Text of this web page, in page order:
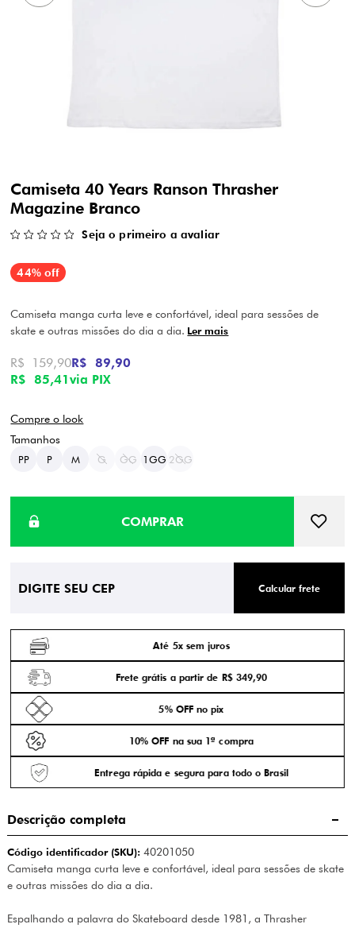
Camiseta 40 Years Ranson Thrasher
Magazine Branco
Seja o primeiro a avaliar
44% off
Camiseta manga curta leve e confortável, ideal para sessões de
skate e outras missões do dia a dia. Ler mais
R$ 85,41via PIX
R$ 159,90R$ 89,90
Compre o look
PP P M G GG 1GG 2GG
Calcular frete
Até 5x sem juros
Frete grátis a partir de R$ 349,90
5% OFF no pix
10% OFF na sua 1ª compra
Entrega rápida e segura para todo o Brasil
Descrição completa
Código identificador (SKU):40201050
Camiseta manga curta leve e confortável, ideal para sessões de skate
e outras missões do dia a dia.
Espalhando a palavra do Skateboard desde 1981, a Thrasher